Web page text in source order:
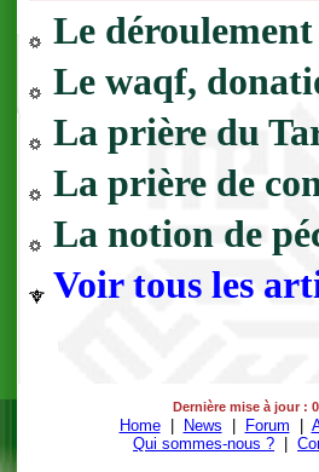
Le
Le waqf,
La prière du
La prière de
La notion de
Voir tous les
Dernière mise à jour :
Home| News Forum
Qui sommes-nous ?